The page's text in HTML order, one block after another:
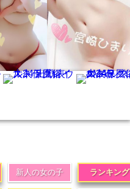
新人の女の子 ランキング